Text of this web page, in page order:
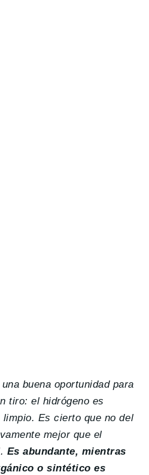
buena oportunidad para
tiro: el hidrógeno es
Es cierto que no del
mejor que el
Es abundante, mientras
o sintético es